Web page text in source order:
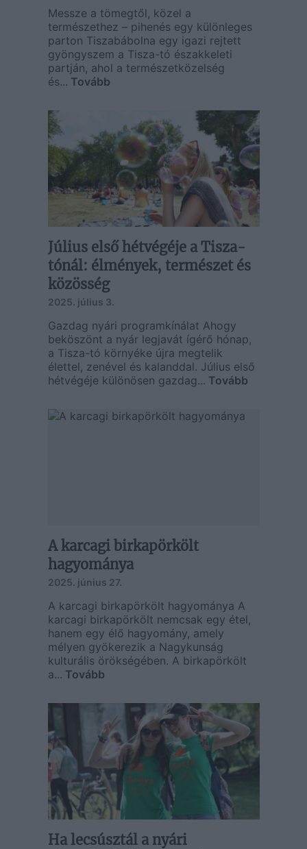
Messze a tömegtől, közel a
természethez – pihenés egy különleges
parton Tiszabábolna egy igazi rejtett
gyöngyszem a Tisza-tó északkeleti
partján, ahol a természetközelség
és... Tovább
Július első hétvégéje a Tisza-
tónál: élmények, természet és
közösség
2025. július 3.
Gazdag nyári programkínálat Ahogy
beköszönt a nyár legjavát ígérő hónap,
a Tisza-tó környéke újra megtelik
élettel, zenével és kalanddal. Július első
hétvégéje különösen gazdag... Tovább
A karcagi birkapörkölt
hagyománya
2025. június 27.
A karcagi birkapörkölt hagyománya A
karcagi birkapörkölt nemcsak egy étel,
hanem egy élő hagyomány, amely
mélyen gyökerezik a Nagykunság
kulturális örökségében. A birkapörkölt
a... Tovább
Ha lecsúsztál a nyári